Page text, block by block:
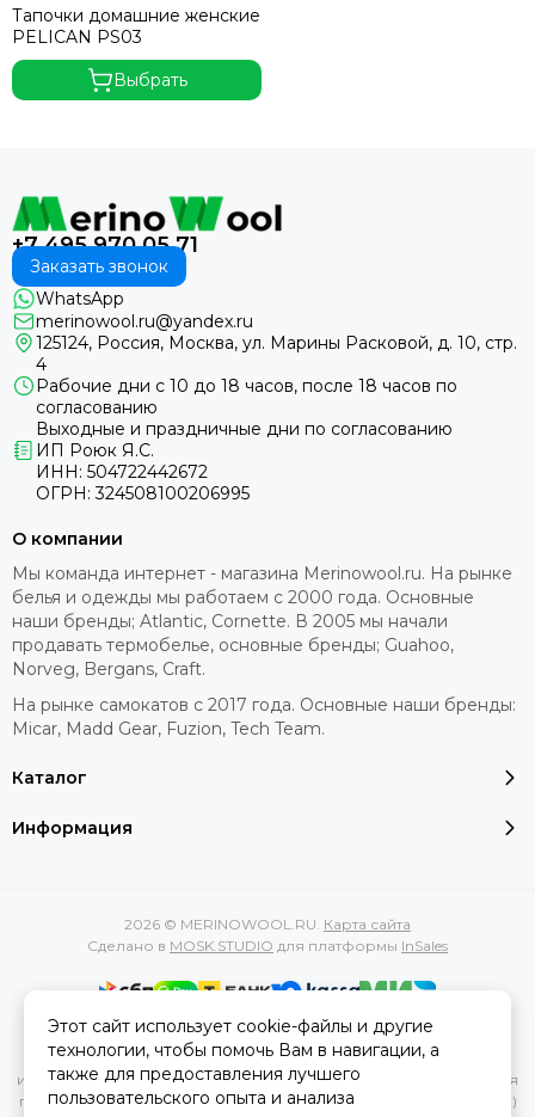
Тапочки домашние женские
PELICAN PS03
Выбрать
+7 495 970 05 71
Заказать звонок
WhatsApp
merinowool.ru@yandex.ru
125124, Россия, Москва, ул. Марины Расковой, д. 10, стр.
4
Рабочие дни с 10 до 18 часов, после 18 часов по
согласованию
Выходные и праздничные дни по согласованию
ИП Роюк Я.С.
ИНН: 504722442672
ОГРН: 324508100206995
Каталог
Информация
О компании
Мы команда интернет - магазина Merinowool.ru. На рынке
белья и одежды мы работаем с 2000 года. Основные
наши бренды; Atlantic, Cornette. В 2005 мы начали
продавать термобелье, основные бренды; Guahoo,
Norveg, Bergans, Craft.
На рынке самокатов с 2017 года. Основные наши бренды:
Micar, Madd Gear, Fuzion, Tech Team.
2026 © MERINOWOOL.RU. Карта сайта
Сделано в MOSK.STUDIO для платформы InSales
Вся представленная на сайте информация, касающаяся
характеристик, стоимости товаров и услуг, носит
информационный характер и ни при каких условиях не является
публичной офертой, определяемой положениями Статьи 437(2)
Этот сайт использует cookie-файлы и другие
технологии, чтобы помочь Вам в навигации, а
также для предоставления лучшего
пользовательского опыта и анализа